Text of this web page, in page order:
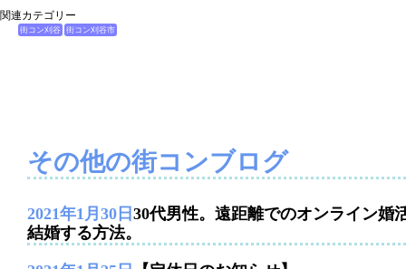
関連カテゴリー
街コン刈谷 街コン刈谷市
その他の街コンブログ
2021年1月30日 30代男性。遠距離でのオンライン婚
結婚する方法。